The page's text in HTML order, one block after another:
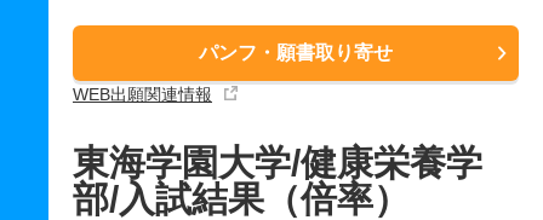
パンフ・願書取り寄せ
WEB出願関連情報
東海学園大学/健康栄養学
部/入試結果（倍率）